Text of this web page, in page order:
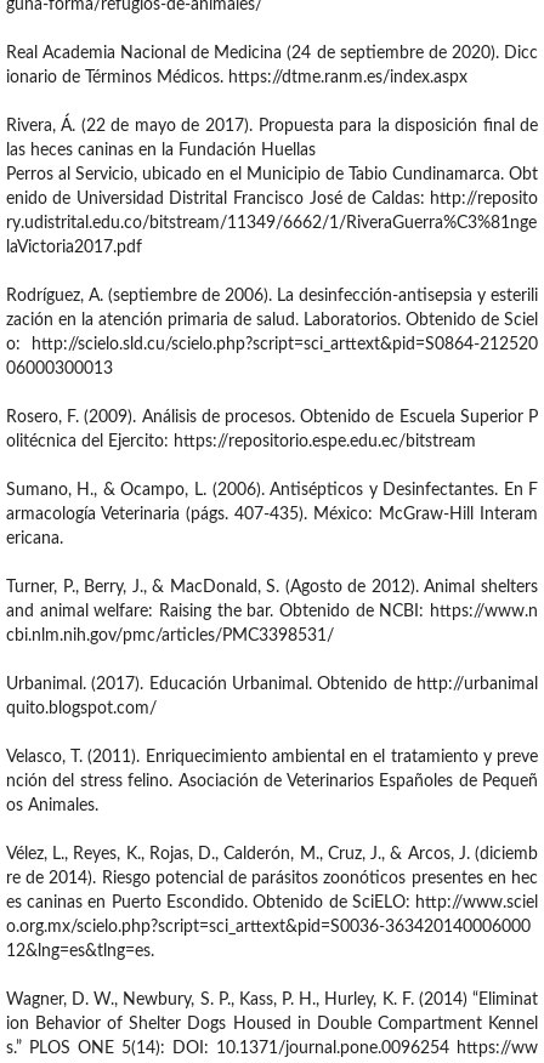
guna-forma/refugios-de-animales/
Real Academia Nacional de Medicina (24 de septiembre de 2020). Dicc
ionario de Términos Médicos. https://dtme.ranm.es/index.aspx
Rivera, Á. (22 de mayo de 2017). Propuesta para la disposición final de
las heces caninas en la Fundación Huellas
Perros al Servicio, ubicado en el Municipio de Tabio Cundinamarca. Obt
enido de Universidad Distrital Francisco José de Caldas: http://reposito
ry.udistrital.edu.co/bitstream/11349/6662/1/RiveraGuerra%C3%81nge
laVictoria2017.pdf
Rodríguez, A. (septiembre de 2006). La desinfección-antisepsia y esterili
zación en la atención primaria de salud. Laboratorios. Obtenido de Sciel
o: http://scielo.sld.cu/scielo.php?script=sci_arttext&pid=S0864-212520
06000300013
Rosero, F. (2009). Análisis de procesos. Obtenido de Escuela Superior P
olitécnica del Ejercito: https://repositorio.espe.edu.ec/bitstream
Sumano, H., & Ocampo, L. (2006). Antisépticos y Desinfectantes. En F
armacología Veterinaria (págs. 407-435). México: McGraw-Hill Interam
ericana.
Turner, P., Berry, J., & MacDonald, S. (Agosto de 2012). Animal shelters
and animal welfare: Raising the bar. Obtenido de NCBI: https://www.n
cbi.nlm.nih.gov/pmc/articles/PMC3398531/
Urbanimal. (2017). Educación Urbanimal. Obtenido de http://urbanimal
quito.blogspot.com/
Velasco, T. (2011). Enriquecimiento ambiental en el tratamiento y preve
nción del stress felino. Asociación de Veterinarios Españoles de Pequeñ
os Animales.
Vélez, L., Reyes, K., Rojas, D., Calderón, M., Cruz, J., & Arcos, J. (diciemb
re de 2014). Riesgo potencial de parásitos zoonóticos presentes en hec
es caninas en Puerto Escondido. Obtenido de SciELO: http://www.sciel
o.org.mx/scielo.php?script=sci_arttext&pid=S0036-363420140006000
12&lng=es&tlng=es.
Wagner, D. W., Newbury, S. P., Kass, P. H., Hurley, K. F. (2014) “Eliminat
ion Behavior of Shelter Dogs Housed in Double Compartment Kennel
s.” PLOS ONE 5(14): DOI: 10.1371/journal.pone.0096254 https://ww